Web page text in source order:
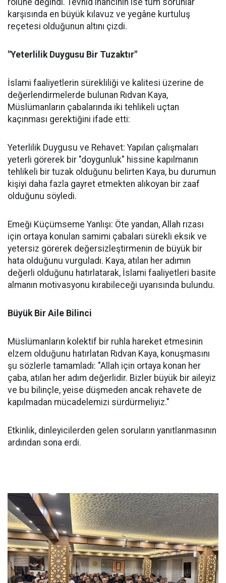
rolüne değindi. Tevhid inancının ise tüm sorunlar
karşısında en büyük kılavuz ve yegâne kurtuluş
reçetesi olduğunun altını çizdi.
"Yeterlilik Duygusu Bir Tuzaktır"
İslami faaliyetlerin sürekliliği ve kalitesi üzerine de
değerlendirmelerde bulunan Rıdvan Kaya,
Müslümanların çabalarında iki tehlikeli uçtan
kaçınması gerektiğini ifade etti:
Yeterlilik Duygusu ve Rehavet: Yapılan çalışmaları
yeterli görerek bir "doygunluk" hissine kapılmanın
tehlikeli bir tuzak olduğunu belirten Kaya, bu durumun
kişiyi daha fazla gayret etmekten alıkoyan bir zaaf
olduğunu söyledi.
Emeği Küçümseme Yanlışı: Öte yandan, Allah rızası
için ortaya konulan samimi çabaları sürekli eksik ve
yetersiz görerek değersizleştirmenin de büyük bir
hata olduğunu vurguladı. Kaya, atılan her adımın
değerli olduğunu hatırlatarak, İslami faaliyetleri basite
almanın motivasyonu kırabileceği uyarısında bulundu.
Büyük Bir Aile Bilinci
Müslümanların kolektif bir ruhla hareket etmesinin
elzem olduğunu hatırlatan Rıdvan Kaya, konuşmasını
şu sözlerle tamamladı: "Allah için ortaya konan her
çaba, atılan her adım değerlidir. Bizler büyük bir aileyiz
ve bu bilinçle, yeise düşmeden ancak rehavete de
kapılmadan mücadelemizi sürdürmeliyiz."
Etkinlik, dinleyicilerden gelen soruların yanıtlanmasının
ardından sona erdi.